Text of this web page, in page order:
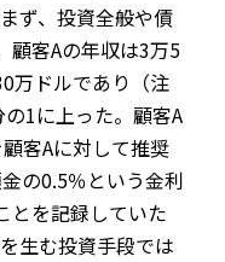
ず、投資全般や債
顧客Aの年収は3万5
万ドルであり（注
1に上った。顧客A
客Aに対して推奨
の0.5％という金利
とを記録していた
生む投資手段では